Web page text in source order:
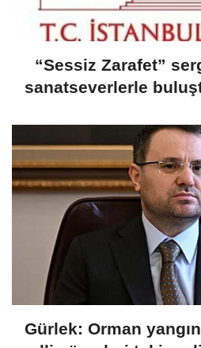
“Sessiz Zarafet”
sanatseverlerle
Gürlek: Orman